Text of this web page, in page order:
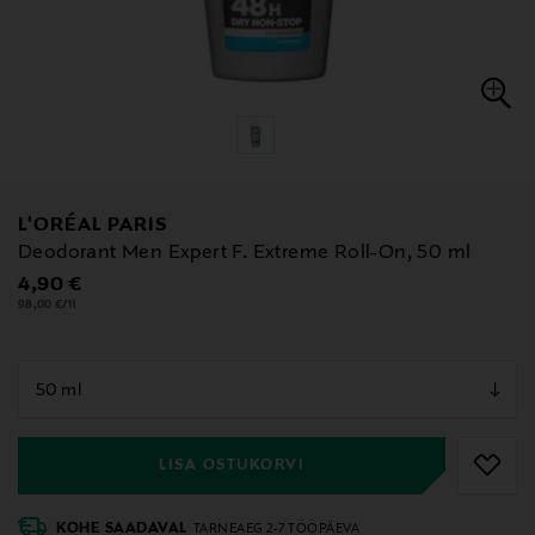
L'ORÉAL PARIS
Deodorant Men Expert F. Extreme Roll-On, 50 ml
Original Price
4,90 €
98,00 €/1l
LISA OSTUKORVI
KOHE SAADAVAL TARNEAEG 2-7 TÖÖPÄEVA